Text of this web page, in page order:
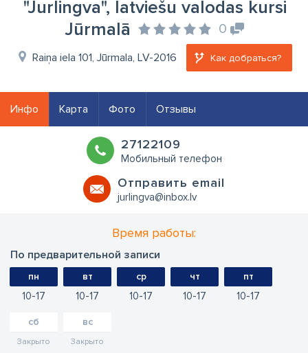
"Jurlingva", latviešu valodas kursi
Jūrmalā
0
Raiņa iela 101, Jūrmala, LV-2016 Как добраться?
Инфо Карта Фото Отзывы
27122109
Мобильный телефон
Oтправить email
jurlingva@inbox.lv
Время работы:
По предварительной записи
пн
10 17
вт
10 17
ср
10 17
чт
10 17
пт
10 17
сб
Закрыто
вс
Закрыто